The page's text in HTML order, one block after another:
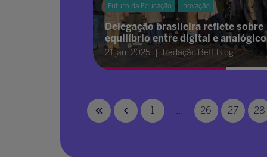
Futuro da Educação Inovação
Delegação brasileira reflete sobre
equilíbrio entre digital e analógico
21 jan. 2025 Redação Bett Blog
1 ... 26 27 28